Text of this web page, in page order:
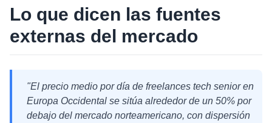
Lo que dicen las fuentes
externas del mercado
"El precio medio por día de freelances tech senior en
Europa Occidental se sitúa alrededor de un 50% por
debajo del mercado norteamericano, con dispersión